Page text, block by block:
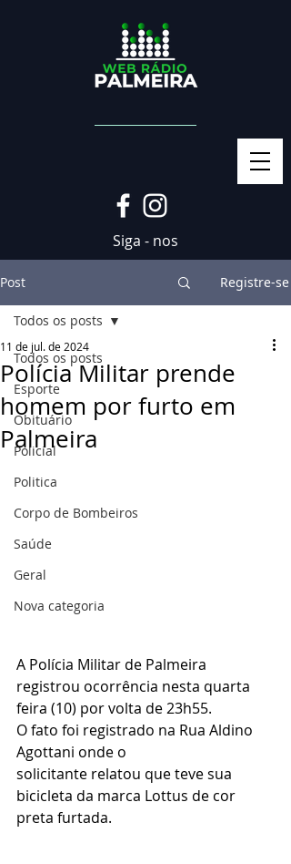
Siga - nos
Post Registre-se
Todos os posts
Esporte
Obituário
Policial
Politica
Corpo de Bombeiros
Saúde
Geral
Nova categoria
Todos os posts
Polícia Militar prende
homem por furto em
Palmeira
11 de jul. de 2024
A Polícia Militar de Palmeira
registrou ocorrência nesta quarta
feira (10) por volta de 23h55.
O fato foi registrado na Rua Aldino
Agottani onde o
solicitante relatou que teve sua
bicicleta da marca Lottus de cor
preta furtada.